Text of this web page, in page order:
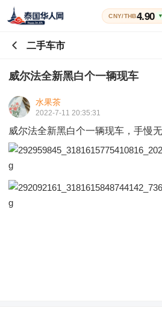
CNY/THB4.90
二手车市
威尔法全新黑白个一辆现车
水果茶
2022-7-11 20:35:31
威尔法全新黑白个一辆现车，手慢